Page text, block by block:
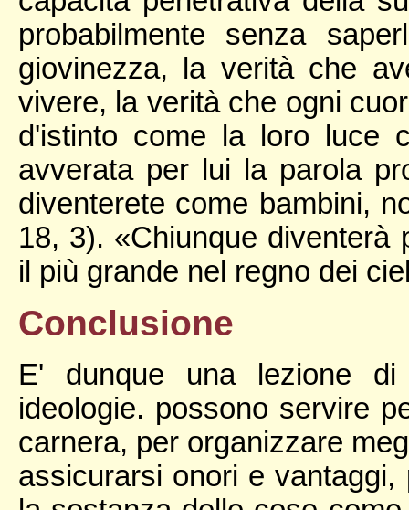
probabilmente senza
giovinezza, la verità che
vivere, la verità che ogni
d'istinto come la loro luce
avverata per lui la parola
diventerete come bambini,
18, 3). «Chiunque diventerà
il più grande nel regno dei
Conclusione
E' dunque una lezione
ideologie. possono servire
carnera, per organizzare
assicurarsi onori e